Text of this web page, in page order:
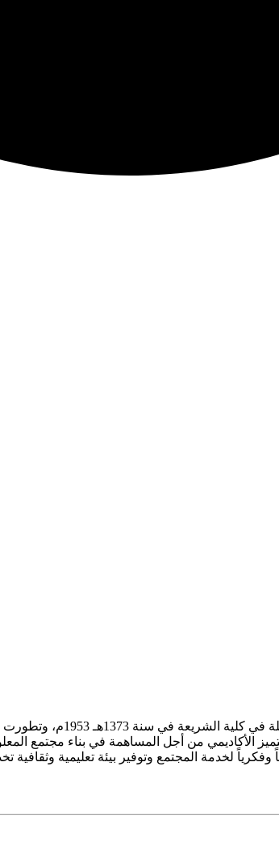
الأكاديمي من أجل المساهمة في بناء مجتمع
وفكرياً لخدمة المجتمع وتوفير بيئة تعليمية